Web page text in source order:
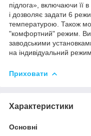
підлога», включаючи її
і дозволяє задати 6
температурою. Також
"комфортний" режим. Ви
заводськими
на індивідуальний
Приховати
Характеристики
Основні